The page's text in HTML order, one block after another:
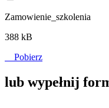
Zamowienie_szkolenia
388 kB
Pobierz
lub wypełnij